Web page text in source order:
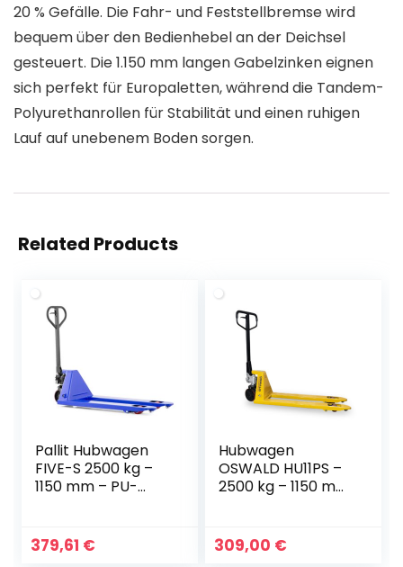
20 % Gefälle. Die Fahr- und Feststellbremse wird
bequem über den Bedienhebel an der Deichsel
gesteuert. Die 1.150 mm langen Gabelzinken eignen
sich perfekt für Europaletten, während die Tandem-
Polyurethanrollen für Stabilität und einen ruhigen
Lauf auf unebenem Boden sorgen.
Related Products
Pallit Hubwagen
FIVE-S 2500 kg –
1150 mm – PU-
379,61 €
Hubwagen
OSWALD HU11PS –
2500 kg – 1150 mm
309,00 €